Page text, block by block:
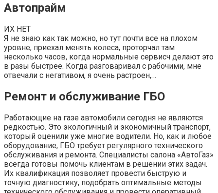
Автопрайм
ИХ НЕТ
Я не знаю как так можно, но тут почти все на плохом
уровне, приехал менять колеса, проторчал там
несколько часов, когда нормальные сервисч делают это
в разы быстрее. Когда разговаривал с рабочими, мне
отвечали с негативом, я очень растроен,…
Ремонт и обслуживание ГБО
Работающие на газе автомобили сегодня не являются
редкостью. Это экологичный и экономичный транспорт,
который оценили уже многие водители. Но, как и любое
оборудование, ГБО требует регулярного технического
обслуживания и ремонта. Специалисты салона «АвтоГаз»
всегда готовы помочь клиентам в решении этих задач.
Их квалификация позволяет провести быструю и
точную диагностику, подобрать оптимальные методы